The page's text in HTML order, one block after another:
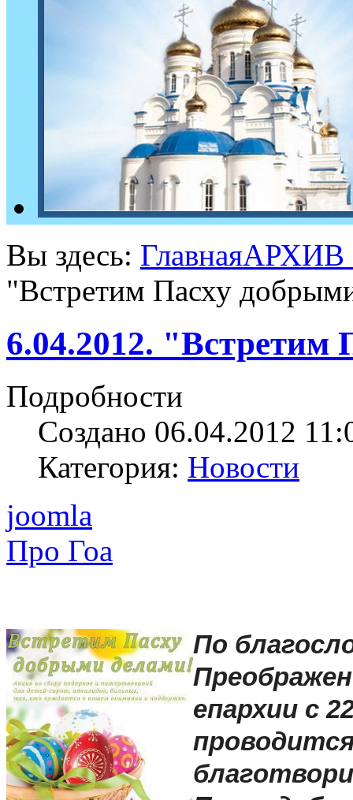
Вы здесь: Главная
"Встретим Пасху
6.04.2012.
Подробности
Создано 06.04.2012
Категория: Новости
joomla
Про Гоа
По
епархии с